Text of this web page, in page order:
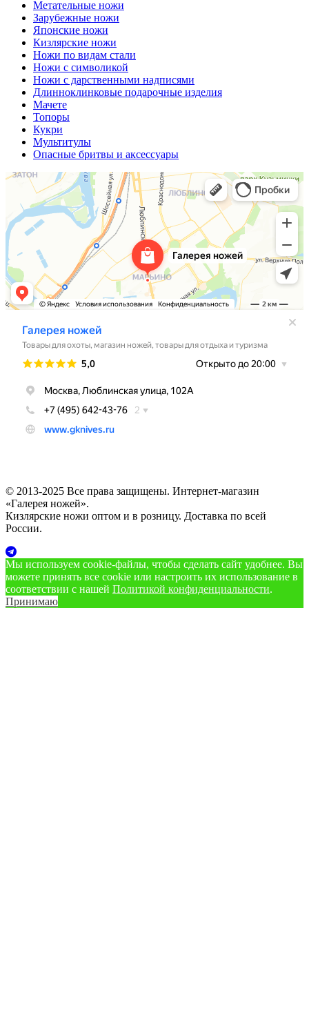
Метательные ножи
Зарубежные ножи
Японские ножи
Кизлярские ножи
Ножи по видам стали
Ножи с символикой
Ножи с дарственными надписями
Длинноклинковые подарочные изделия
Мачете
Топоры
Кукри
Мультитулы
Опасные бритвы и аксессуары
© 2013-2025 Все права защищены. Интернет-магазин
«Галерея ножей».
Кизлярские ножи оптом и в розницу. Доставка по всей
России.
Мы используем cookie‑файлы, чтобы сделать сайт удобнее. Вы
можете принять все cookie или настроить их использование в
соответствии с нашей Политикой конфиденциальности.
Принимаю